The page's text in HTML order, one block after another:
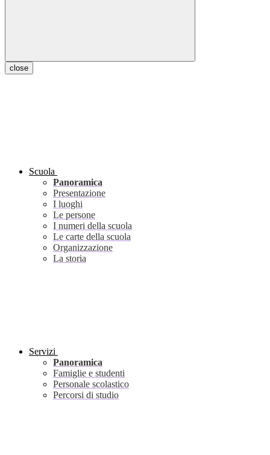
close
Scuola
Panoramica
Presentazione
I luoghi
Le persone
I numeri della scuola
Le carte della scuola
Organizzazione
La storia
Servizi
Panoramica
Famiglie e studenti
Personale scolastico
Percorsi di studio